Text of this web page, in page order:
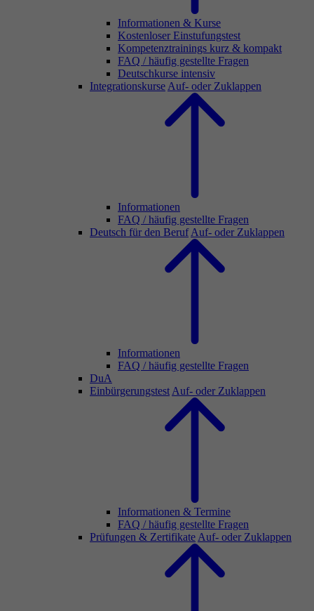
Informationen & Kurse
Kostenloser Einstufungstest
Kompetenztrainings kurz & kompakt
FAQ / häufig gestellte Fragen
Deutschkurse intensiv
Integrationskurse Auf- oder Zuklappen
Informationen
FAQ / häufig gestellte Fragen
Deutsch für den Beruf Auf- oder Zuklappen
Informationen
FAQ / häufig gestellte Fragen
DuA
Einbürgerungstest Auf- oder Zuklappen
Informationen & Termine
FAQ / häufig gestellte Fragen
Prüfungen & Zertifikate Auf- oder Zuklappen